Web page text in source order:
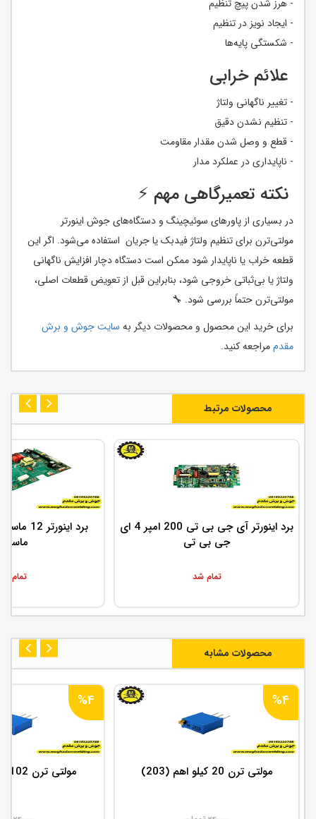
- هرز شدن پیچ تنظیم
- ایجاد نویز در تنظیم
- شکستگی پایه‌ها
علائم خرابی
- تغییر ناگهانی ولتاژ
- تنظیم نشدن دقیق
- قطع و وصل شدن مقدار مقاومت
- ناپایداری در عملکرد مدار
نکته تعمیرگاهی مهم ⚡
در بسیاری از پاورهای سوئیچینگ و دستگاه‌های جوش اینورتر
مولتی‌ترن برای تنظیم ولتاژ فیدبک یا جریان استفاده می‌شود. اگر این
قطعه خراب یا ناپایدار شود ممکن است دستگاه دچار افزایش ناگهانی
ولتاژ یا بی‌ثباتی خروجی شود، بنابراین قبل از تعویض قطعات اصلی،
مولتی‌ترن حتماً بررسی شود. 🔧
برای خرید این محصول و محصولات دیگر به سایت جوش و برش
مقدممراجعه کنید.
محصولات مرتبط
برد اینورتر آی جی بی تی 200 امپر 4 ای
جی بی تی
تمام شد
برد
تمام
محصولات مشابه
%4
مولتی ترن 20 کیلو اهم (203)
%4
مولتی ترن 102 ( ۱ کیلو اهم )